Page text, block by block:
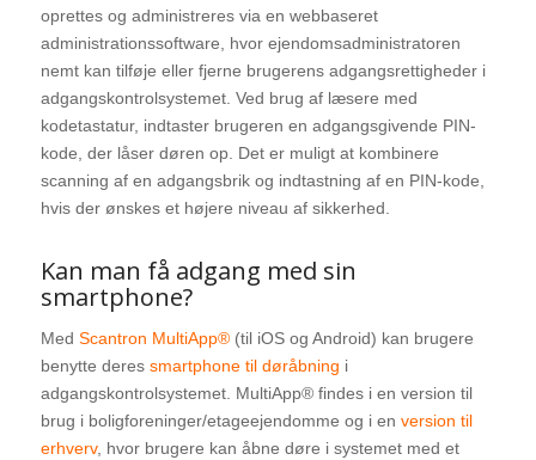
oprettes og administreres via en webbaseret
administrationssoftware, hvor ejendomsadministratoren
nemt kan tilføje eller fjerne brugerens adgangsrettigheder i
adgangskontrolsystemet. Ved brug af læsere med
kodetastatur, indtaster brugeren en adgangsgivende PIN-
kode, der låser døren op. Det er muligt at kombinere
scanning af en adgangsbrik og indtastning af en PIN-kode,
hvis der ønskes et højere niveau af sikkerhed.
Kan man få adgang med sin
smartphone?
Med Scantron MultiApp®(til iOS og Android) kan brugere
benytte deres smartphone til døråbning i
adgangskontrolsystemet. MultiApp® findes i en version til
brug i boligforeninger/etageejendomme og i en version til
erhverv, hvor brugere kan åbne døre i systemet med et